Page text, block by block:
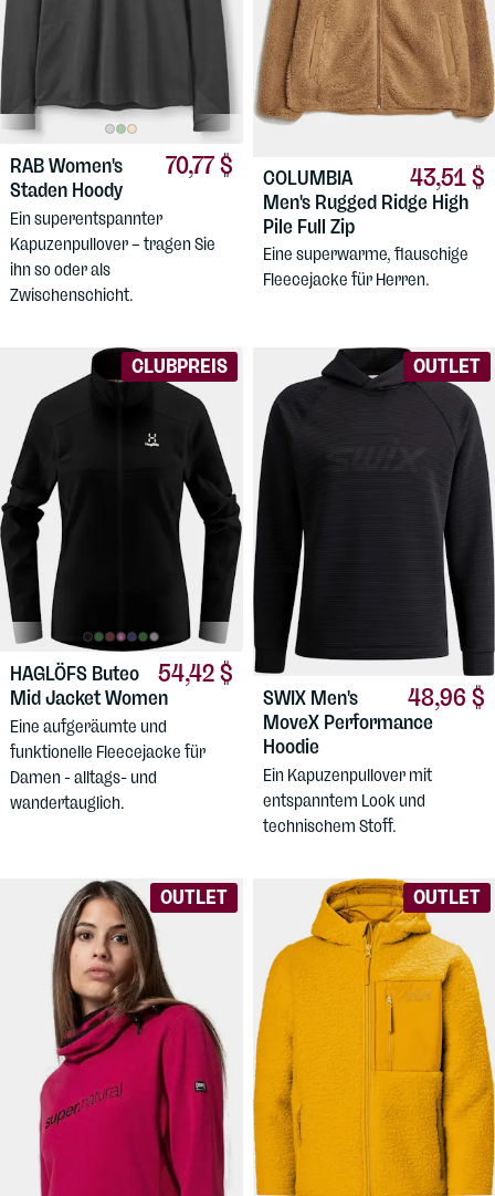
70,77 $
RABWomen's
Staden Hoody
Ein superentspannter
Kapuzenpullover – tragen Sie
ihn so oder als
Zwischenschicht.
43,51 $
COLUMBIA
Men's Rugged Ridge High
Pile Full Zip
Eine superwarme, flauschige
Fleecejacke für Herren.
CLUBPREIS
54,42 $
HAGLÖFS Buteo
Mid Jacket Women
Eine aufgeräumte und
funktionelle Fleecejacke für
Damen - alltags- und
wandertauglich.
OUTLET
48,96 $
SWIX Men's
MoveX Performance
Hoodie
Ein Kapuzenpullover mit
entspanntem Look und
technischem Stoff.
OUTLET OUTLET